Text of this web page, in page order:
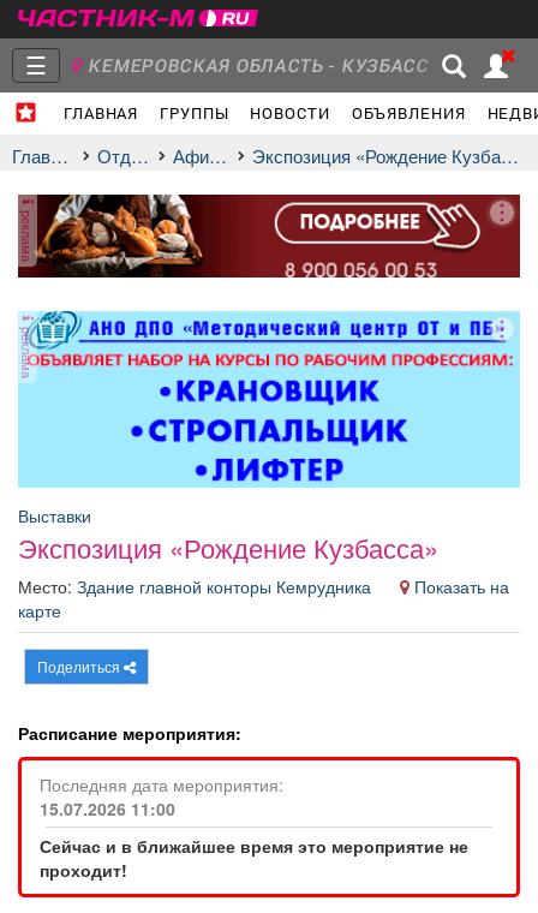
☰ КЕМЕРОВСКАЯ ОБЛАСТЬ - КУЗБАСС
ГЛАВНАЯ ГРУППЫ НОВОСТИ ОБЪЯВЛЕНИЯ
Объявления Недвижимость Услуги
Афиша Обучение Проекты
Товары
ТВ программа Я - пенсионер
Главная Отдых афиша Экспозиция «Рождение Кузбасса»
реклама
реклама
Выставки
Экспозиция «Рождение Кузбасса»
Место: Здание главной конторы Кемрудника
Показать на
карте
Поделиться
Расписание мероприятия:
Последняя дата мероприятия:
15.07.2026 11:00
Сейчас и в ближайшее время это мероприятие не
проходит!